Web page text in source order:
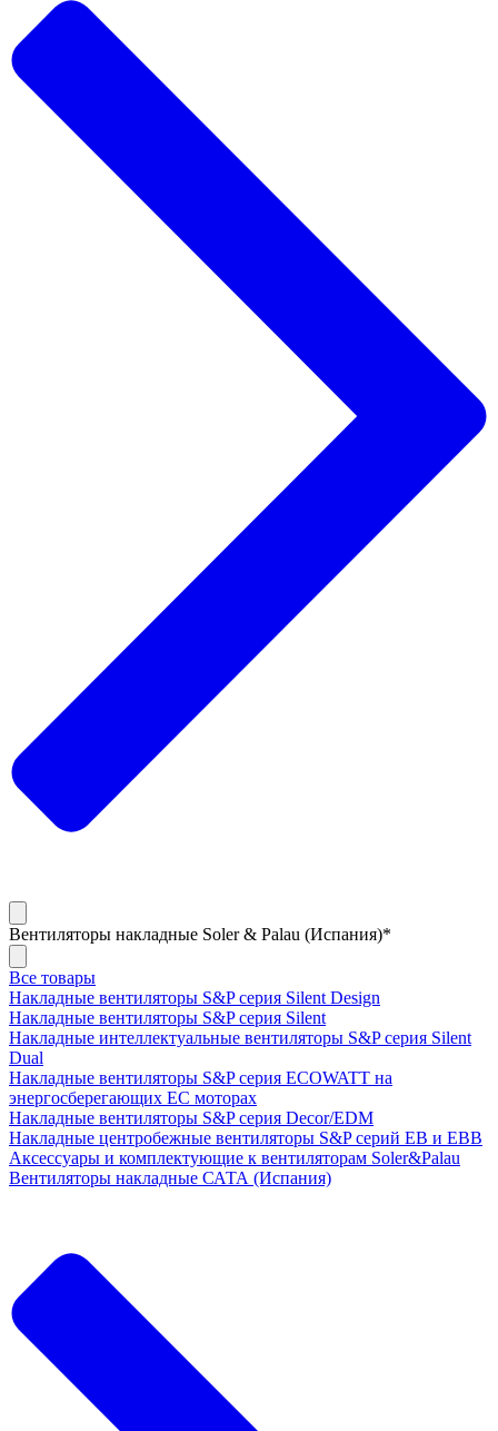
Вентиляторы накладные Soler & Palau (Испания)*
Все товары
Накладные вентиляторы S&P серия Silent Design
Накладные вентиляторы S&P серия Silent
Накладные интеллектуальные вентиляторы S&P серия Silent
Dual
Накладные вентиляторы S&P серия ECOWATT на
энергосберегающих ЕС моторах
Накладные вентиляторы S&P серия Decor/EDM
Накладные центробежные вентиляторы S&P серий EB и EBB
Аксессуары и комплектующие к вентиляторам Soler&Palau
Вентиляторы накладные САТА (Испания)